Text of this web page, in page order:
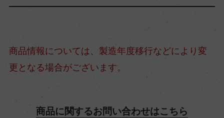
酸度
商品情報については、製造年度移行などにより変
更となる場合がございます。
商品に関するお問い合わせはこちら